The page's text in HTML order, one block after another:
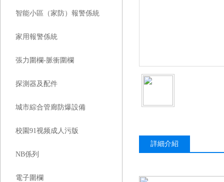
智能小區（家防）報警係統
家用報警係統
張力圍欄-脈衝圍欄
探測器及配件
城市綜合管廊防爆設備
校園91视频成人污版
NB係列
電子圍欄
詳細介紹